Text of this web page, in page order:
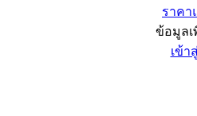
ราคา
ข้อมูล
เข้า